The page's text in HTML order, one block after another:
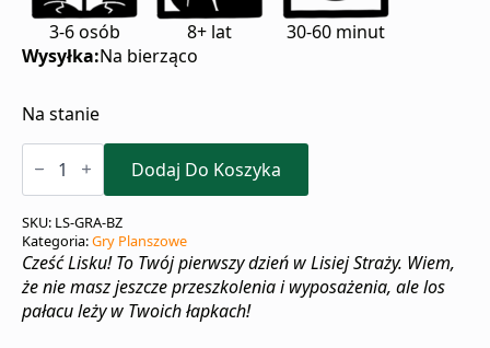
3-6 osób 8+ lat
30-60 minut
Wysyłka:Na bierząco
Na stanie
ilość
Bojowe Dodaj Do Koszyka
SKU: LS-GRA-BZ
Kategoria:Gry Planszowe
Cześć Lisku! To Twój pierwszy dzień w Lisiej Straży. Wiem,
że nie masz jeszcze przeszkolenia i wyposażenia, ale los
pałacu leży w Twoich łapkach!